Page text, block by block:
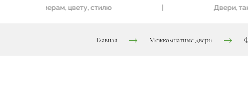
к размерам, цвету, стилю Двери, такие
Главная Межкомнатные двери